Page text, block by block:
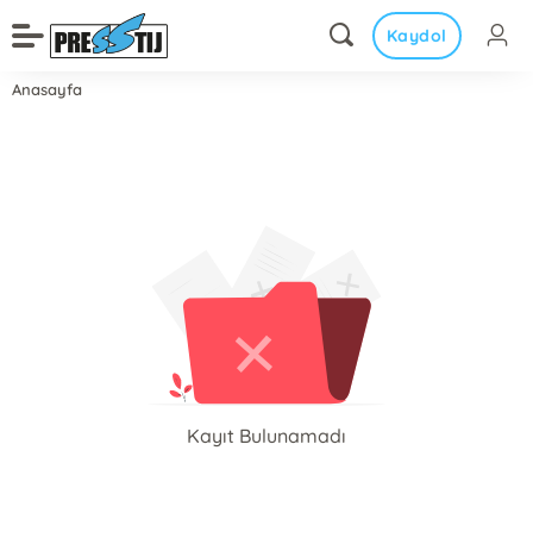
Kaydol
Anasayfa
Kayıt Bulunamadı